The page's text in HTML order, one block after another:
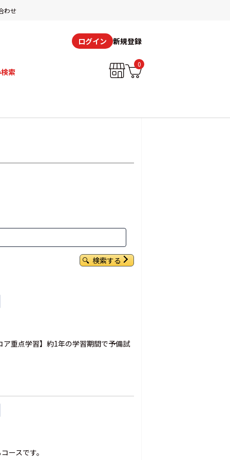
わせ
ログイン 新規登録
索
0
検索する
ア重点学習】約1年の学習期間で予備試
ースです。